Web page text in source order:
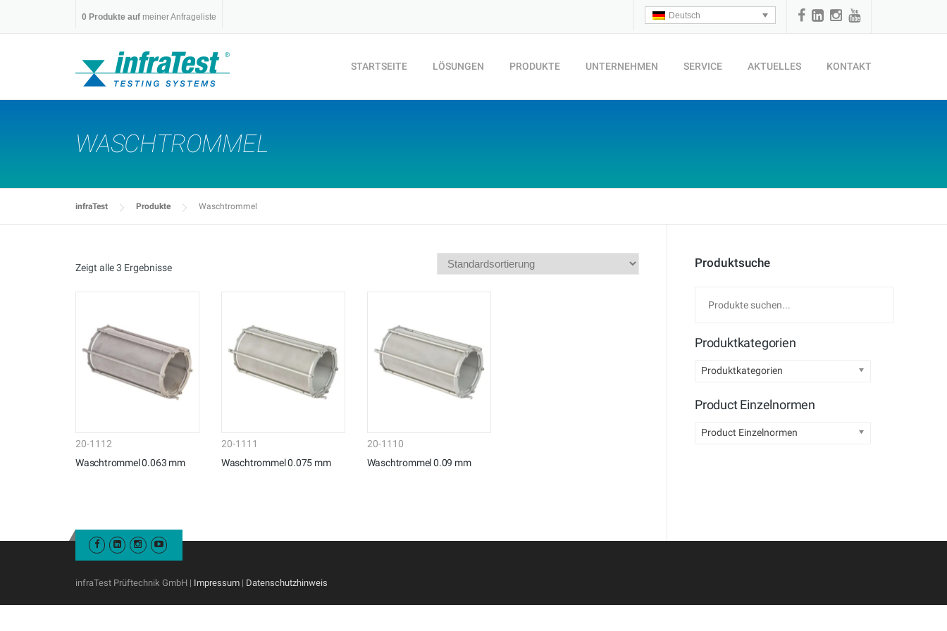
0 Produkte auf meiner Anfrageliste Deutsch
STARTSEITE LÖSUNGEN PRODUKTE UNTERNEHMEN SERVICE AKTUELLES KONTAKT
WASCHTROMMEL
infraTest Produkte Waschtrommel
Zeigt alle 3 Ergebnisse
20-1112
Waschtrommel 0.063 mm
20-1111
Waschtrommel 0.075 mm
20-1110
Waschtrommel 0.09 mm
Produktsuche
Produktkategorien
Produktkategorien
Product Einzelnormen
Product Einzelnormen
infraTest Prüftechnik GmbH | Impressum | Datenschutzhinweis